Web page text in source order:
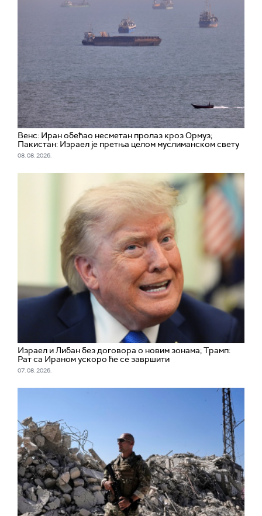
Венс: Иран обећао несметан пролаз кроз Ормуз;
Пакистан: Израел је претња целом муслиманском свету
08. 08. 2026.
Израел и Либан без договора о новим зонама; Трамп:
Рат са Ираном ускоро ће се завршити
07. 08. 2026.